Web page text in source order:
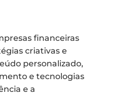
financeiras
criativas e
personalizado,
e tecnologias
e a